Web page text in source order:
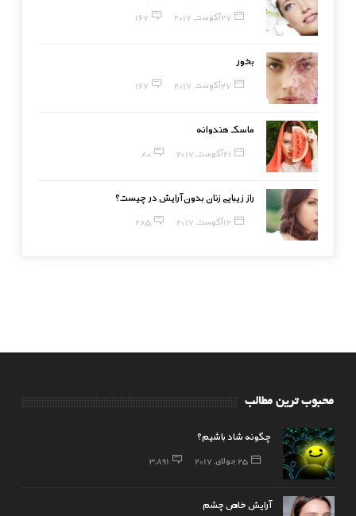
27 آگوست, 2017 167
بخور
27 آگوست, 2017 167
ماسک هندوانه
21 آگوست, 2017 80
راز زیبایی زنان بدون آرایش در چیست؟
12 آگوست, 2017 285
محبوب ترین مطالب
چگونه شاد باشیم؟
25 جولای, 2017 3,891
آرایش خاص چشم